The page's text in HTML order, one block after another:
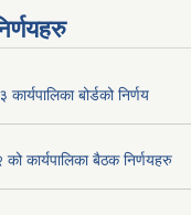
बोर्डको निर्णय
कार्यपालिका बैठक निर्णयहरु